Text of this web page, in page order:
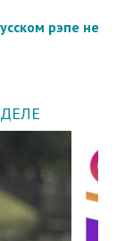
рэпе не